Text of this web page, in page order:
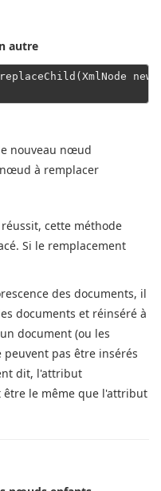
autre
nouveau nœud
à remplacer
cette méthode
Si le remplacement
des documents, il
documents et réinséré à
document (ou les
pas être insérés
dit, l'attribut
être le même que l'attribut